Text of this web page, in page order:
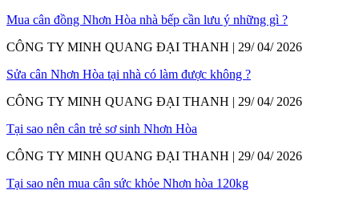
Mua cân đồng Nhơn Hòa nhà bếp cần lưu ý những gì ?
CÔNG TY MINH QUANG ĐẠI THANH | 29/ 04/ 2026
Sửa cân Nhơn Hòa tại nhà có làm được không ?
CÔNG TY MINH QUANG ĐẠI THANH | 29/ 04/ 2026
Tại sao nên cân trẻ sơ sinh Nhơn Hòa
CÔNG TY MINH QUANG ĐẠI THANH | 29/ 04/ 2026
Tại sao nên mua cân sức khỏe Nhơn hòa 120kg